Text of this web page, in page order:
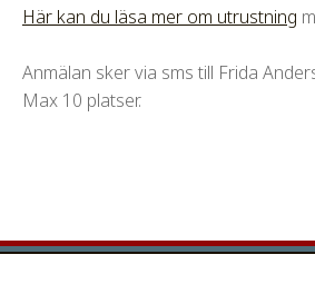
Här kan du läsa mer om utrustning
Anmälan sker via sms till Frida
Max 10 platser.